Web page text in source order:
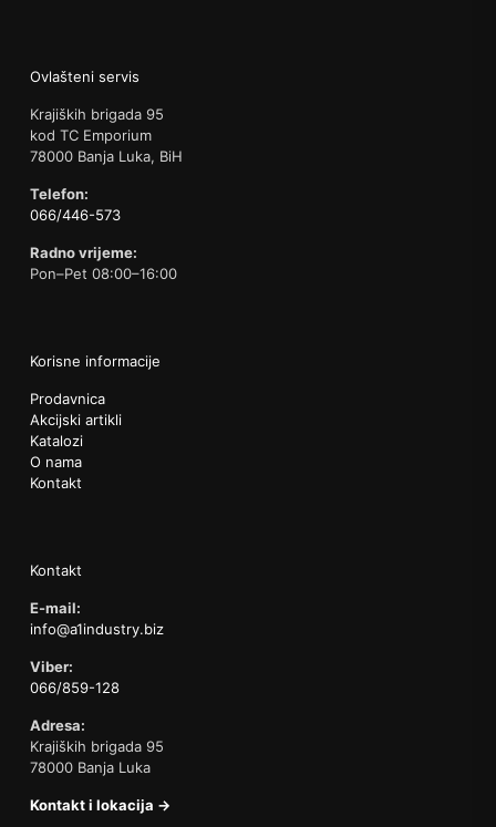
Ovlašteni servis
Krajiških brigada 95
kod TC Emporium
78000 Banja Luka, BiH
Telefon:
066/446-573
Radno vrijeme:
Pon–Pet 08:00–16:00
Korisne informacije
Prodavnica
Akcijski artikli
Katalozi
O nama
Kontakt
Kontakt
E-mail:
info@a1industry.biz
Viber:
066/859-128
Adresa:
Krajiških brigada 95
78000 Banja Luka
Kontakt i lokacija →